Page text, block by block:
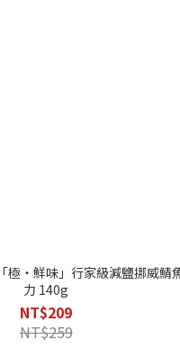
凍，亦可以流水解凍
極・鮮味」行家級減鹽挪威鯖
力 140g
NT$209
NT$259